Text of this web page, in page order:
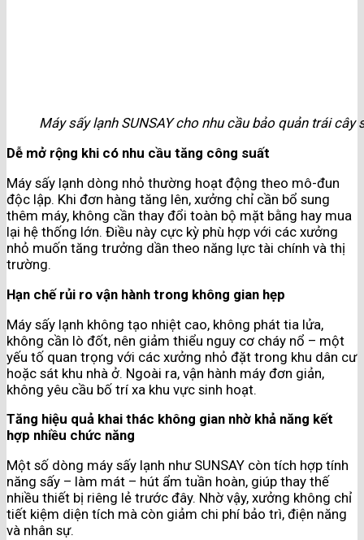
Máy sấy lạnh SUNSAY cho nhu cầu bảo quản trái cây
Dễ mở rộng khi có nhu cầu tăng công suất
Máy sấy lạnh dòng nhỏ thường hoạt động theo mô-đun
độc lập. Khi đơn hàng tăng lên, xưởng chỉ cần bổ sung
thêm máy, không cần thay đổi toàn bộ mặt bằng hay mua
lại hệ thống lớn. Điều này cực kỳ phù hợp với các xưởng
nhỏ muốn tăng trưởng dần theo năng lực tài chính và thị
trường.
Hạn chế rủi ro vận hành trong không gian hẹp
Máy sấy lạnh không tạo nhiệt cao, không phát tia lửa,
không cần lò đốt, nên giảm thiểu nguy cơ cháy nổ – một
yếu tố quan trọng với các xưởng nhỏ đặt trong khu dân cư
hoặc sát khu nhà ở. Ngoài ra, vận hành máy đơn giản,
không yêu cầu bố trí xa khu vực sinh hoạt.
Tăng hiệu quả khai thác không gian nhờ khả năng kết
hợp nhiều chức năng
Một số dòng máy sấy lạnh như SUNSAY còn tích hợp tính
năng sấy – làm mát – hút ẩm tuần hoàn, giúp thay thế
nhiều thiết bị riêng lẻ trước đây. Nhờ vậy, xưởng không chỉ
tiết kiệm diện tích mà còn giảm chi phí bảo trì, điện năng
và nhân sự.